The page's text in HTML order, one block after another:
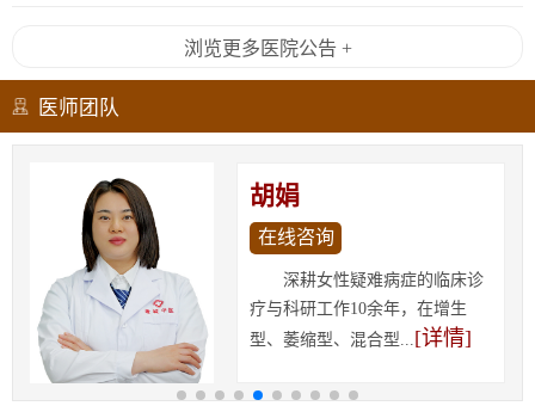
浏览更多医院公告 +
医师团队
胡娟
在线咨询
深耕女性疑难病症的临床诊
疗与科研工作10余年，在增生
型、萎缩型、混合型...[详情]